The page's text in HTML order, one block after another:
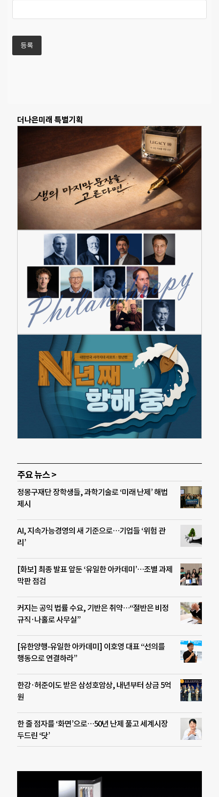
더나은미래 특별기획
주요 뉴스 >
정몽구재단 장학생들, 과학기술로 ‘미래 난제’ 해법
제시
AI, 지속가능경영의 새 기준으로…기업들 ‘위험 관
리’
[화보] 최종 발표 앞둔 ‘유일한 아카데미’…조별 과제
막판 점검
커지는 공익 법률 수요, 기반은 취약…“절반은 비정
규직·나홀로 사무실”
[유한양행-유일한 아카데미] 이호영 대표 “선의를
행동으로 연결하라”
한강·허준이도 받은 삼성호암상, 내년부터 상금 5억
원
한 줄 점자를 ‘화면’으로…50년 난제 풀고 세계시장
두드린 ‘닷’